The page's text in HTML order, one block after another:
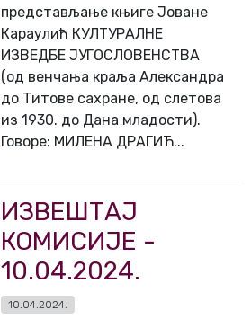
представљање књиге Јоване
Караулић КУЛТУРАЛНЕ
ИЗВЕДБЕ ЈУГОСЛОВЕНСТВА
(од венчања краља Александра
до Титове сахране, од слетова
из 1930. до Дана младости).
Говоре: МИЛЕНА ДРАГИЋ...
ИЗВЕШТАЈ
КОМИСИЈЕ -
10.04.2024.
10.04.2024.